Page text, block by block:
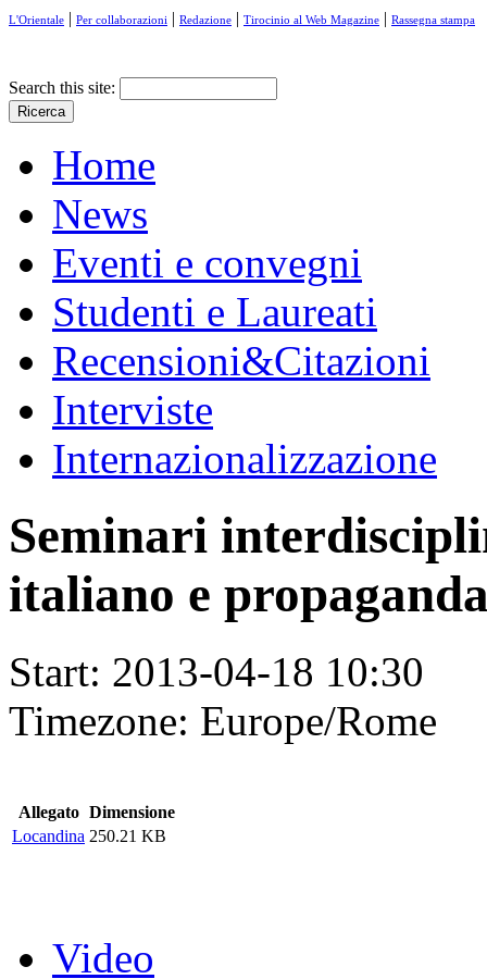
L'Orientale | Per collaborazioni | Redazione | Tirocinio al Web Magazine | Rassegna stampa
Search this site:
Home
News
Eventi e convegni
Studenti e Laureati
Recensioni&Citazioni
Interviste
Internazionalizzazione
Seminari
italiano e
Start: 2013-04-18 10:30
Timezone: Europe/Rome
Allegato Dimensione
Locandina 250.21 KB
Video